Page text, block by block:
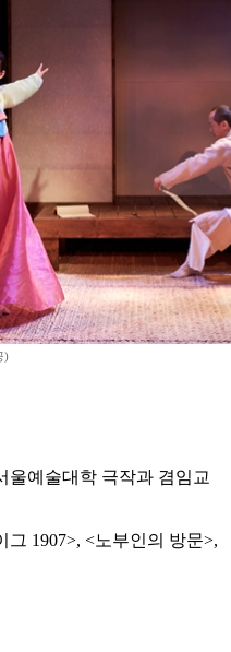
)
울예술대학 극작과 겸임교
1907>, <노부인의 방문>,